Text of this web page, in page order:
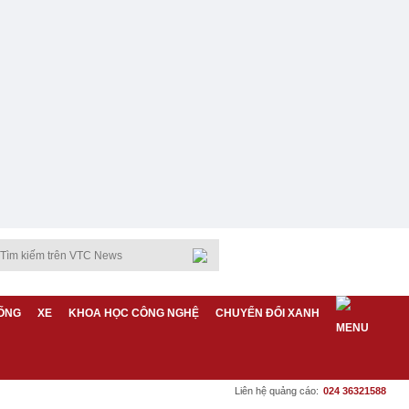
XE KHOA HỌC CÔNG NGHỆ CHUYỂN ĐỔI XANH
Liên hệ quảng cáo: 024 36321588